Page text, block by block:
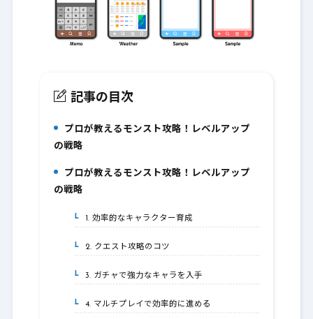
記事の目次
プロが教えるモンスト攻略！レベルアップ
の戦略
2.プロが教えるモンスト攻略！レベルアップ
の戦略
2-1. 1. 効率的なキャラクター育成
2-2.2. クエスト攻略のコツ
2-3.3. ガチャで強力なキャラを入手
2-4.4. マルチプレイで効率的に進める